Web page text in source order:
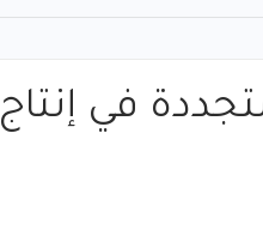
في إنتاج